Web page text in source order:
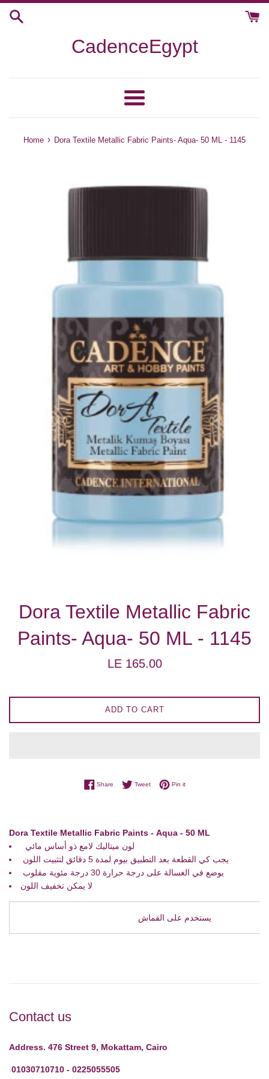
Skip
CadenceEgypt
Menu
Home › Dora Textile Metallic Fabric Paints- Aqua- 50 ML - 1145
Dora Textile Metallic Fabric
Paints- Aqua- 50 ML - 1145
Regular
LE 165.00
ADD TO CART
ShareShare on Facebook
TweetTweet on Twitter
Pin itPin on Pinterest
Dora Textile Metallic Fabric Paints - Aqua - 50 ML
يجب كي القطعة بعد التطبيق بيوم لمدة 5 دقائق لتثبيت اللون
لا يمكن تخفيف اللون
يستخدم على القماش
Contact us
Address. 476 Street 9, Mokattam, Cairo
01030710710 - 0225055505